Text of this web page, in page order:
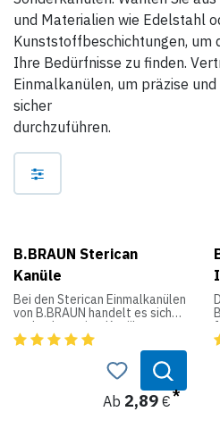
und Materialien wie Edelstahl
Kunststoffbeschichtungen, um
Ihre Bedürfnisse zu finden.
Einmalkanülen, um präzise
sicher
durchzuführen.
B.BRAUN Sterican
Kanüle
Bei den Sterican Einmalkanülen
von B.BRAUN handelt es sich
um hochwertige Kanülen aus
Edelstahl und Polypropylen.
Sie zeichnen sich durch ihren
Luer-Lock-Ansatz und der
elastische Nadel aus. Der
spezielle Facettenschliff und
die extrem dünneAb 2,89€